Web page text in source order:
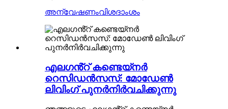
അന്വേഷണംവിശദാംശം
എലഗൻ്റ് കണ്ടെയ്‌നർ
റെസിഡൻസസ്: മോഡേൺ
ലിവിംഗ് പുനർനിർവചിക്കുന്നു